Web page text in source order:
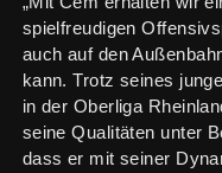
spielfreudigen
auch auf den
kann. Trotz seines
in der Oberliga
seine Qualitäten unter
dass er mit seiner